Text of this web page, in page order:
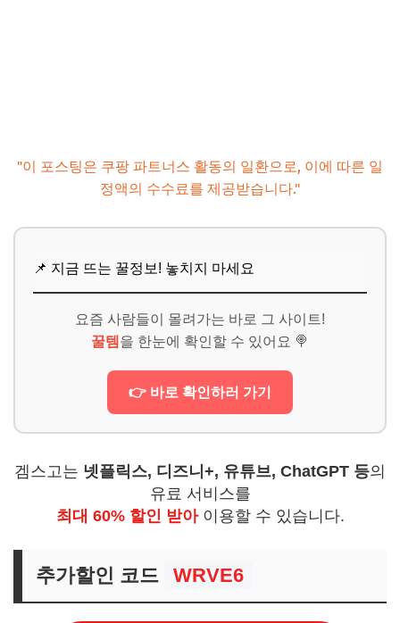
"이 포스팅은 쿠팡 파트너스 활동의 일환으로, 이에 따른 일
정액의 수수료를 제공받습니다."
📌 지금 뜨는 꿀정보! 놓치지 마세요
요즘 사람들이 몰려가는 바로 그 사이트!
꿀템 을 한눈에 확인할 수 있어요 🍭
👉 바로 확인하러 가기
겜스고는 넷플릭스, 디즈니+, 유튜브, ChatGPT 등의
유료 서비스를
최대 60% 할인 받아이용할 수 있습니다.
추가할인 코드 WRVE6